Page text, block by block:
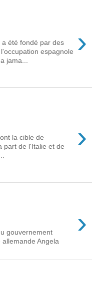
›
été fondé par des
espagnole
jama...
›
la cible de
part de l'Italie et de
›
gouvernement
Angela